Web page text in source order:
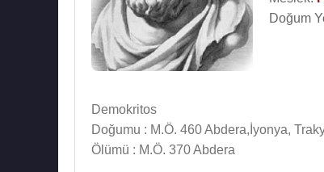
Doğum
Demokritos
Doğumu : M.Ö. 460 Abdera,İyonya,
Ölümü : M.Ö. 370 Abdera